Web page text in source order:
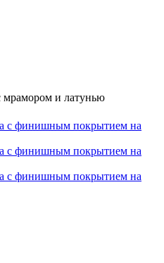
мрамором и латунью